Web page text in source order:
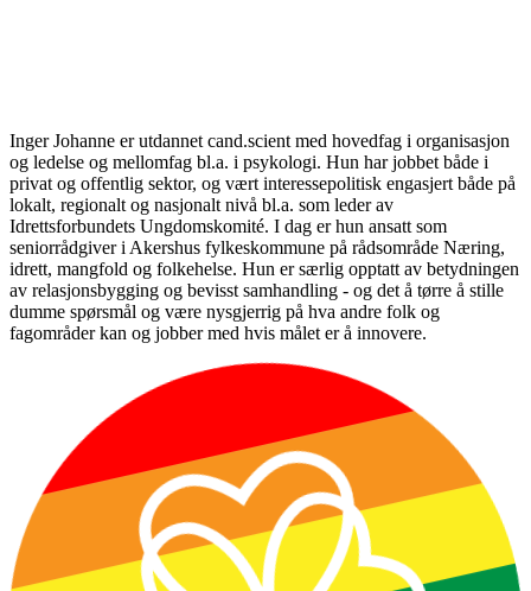
Inger Johanne er utdannet cand.scient med hovedfag i organisasjon
og ledelse og mellomfag bl.a. i psykologi. Hun har jobbet både i
privat og offentlig sektor, og vært interessepolitisk engasjert både på
lokalt, regionalt og nasjonalt nivå bl.a. som leder av
Idrettsforbundets Ungdomskomité. I dag er hun ansatt som
seniorrådgiver i Akershus fylkeskommune på rådsområde Næring,
idrett, mangfold og folkehelse. Hun er særlig opptatt av betydningen
av relasjonsbygging og bevisst samhandling - og det å tørre å stille
dumme spørsmål og være nysgjerrig på hva andre folk og
fagområder kan og jobber med hvis målet er å innovere.